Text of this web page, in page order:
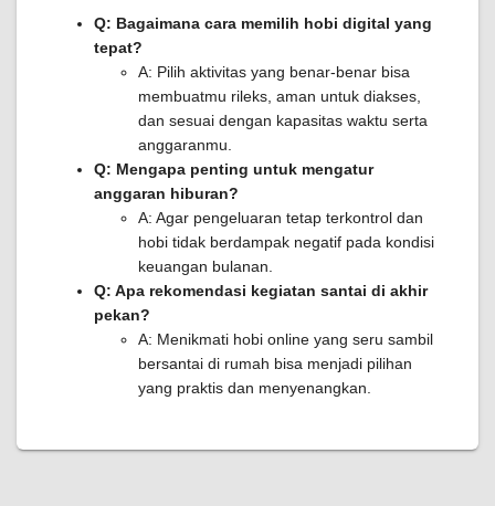
Q: Bagaimana cara memilih hobi digital yang
tepat?
A: Pilih aktivitas yang benar-benar bisa
membuatmu rileks, aman untuk diakses,
dan sesuai dengan kapasitas waktu serta
anggaranmu.
Q: Mengapa penting untuk mengatur
anggaran hiburan?
A: Agar pengeluaran tetap terkontrol dan
hobi tidak berdampak negatif pada kondisi
keuangan bulanan.
Q: Apa rekomendasi kegiatan santai di akhir
pekan?
A: Menikmati hobi online yang seru sambil
bersantai di rumah bisa menjadi pilihan
yang praktis dan menyenangkan.